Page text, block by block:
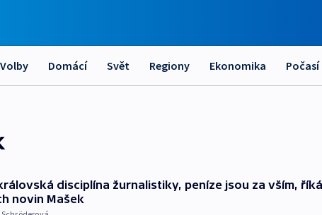
Volby Domácí Svět Regiony Ekonomika Počasí
disciplína žurnalistiky, peníze jsou za vším,
novin Mašek